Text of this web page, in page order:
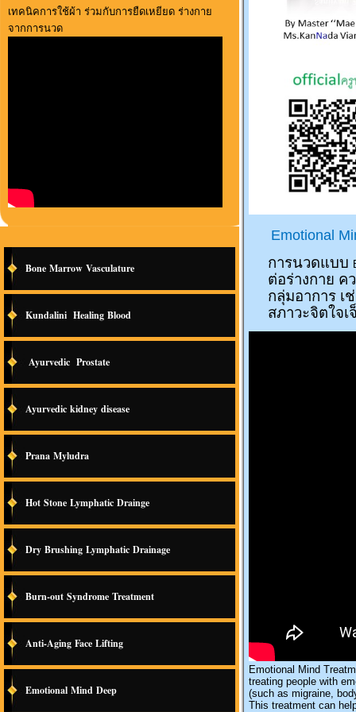
เทคนิคการใช้ผ้า ร่วมกับการยืดเหยียด ร่างกาย
จากการนวด
Bone Marrow Vasculature
Kundalini Healing Blood
Ayurvedic Prostate
Ayurvedic kidney disease
Prana Myludra
Hot Stone Lymphatic Drainge
Dry Brushing Lymphatic Drainage
Burn-out Syndrome Treatment
Anti-Aging Face Lifting
Emotional Mind Deep
Emotional
การนวดแบบ
ต่อร่างกาย ค
กลุ่มอาการ เ
สภาวะจิตใจ
Emotional Mind
treating people with
(such as migraine,
This treatment can